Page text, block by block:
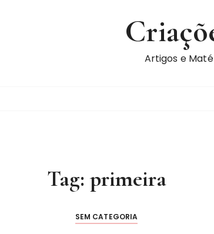
Artigos e
Tag: primeira
SEM CATEGORIA